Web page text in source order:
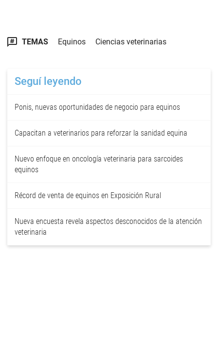
TEMAS Equinos Ciencias veterinarias
Seguí leyendo
Ponis, nuevas oportunidades de negocio para equinos
Capacitan a veterinarios para reforzar la sanidad equina
Nuevo enfoque en oncología veterinaria para sarcoides
equinos
Récord de venta de equinos en Exposición Rural
Nueva encuesta revela aspectos desconocidos de la atención
veterinaria